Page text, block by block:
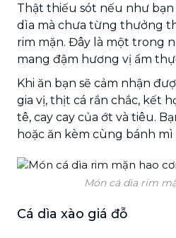
Thật thiếu sót nếu như
dìa mà chưa từng thưởng
rim mặn. Đây là một trong
mang đậm hương vị ẩm
Khi ăn bạn sẽ cảm nhận
gia vị, thịt cá rắn chắc, kết
tê, cay cay của ớt và tiêu.
hoặc ăn kèm cùng bánh mì
Món cá dìa rim
Cá dìa xào giá đỗ